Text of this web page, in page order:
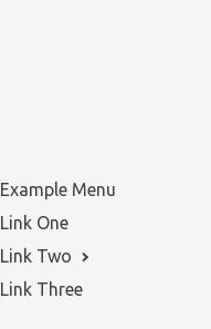
Example Menu
Link One
Link Two
Link Three